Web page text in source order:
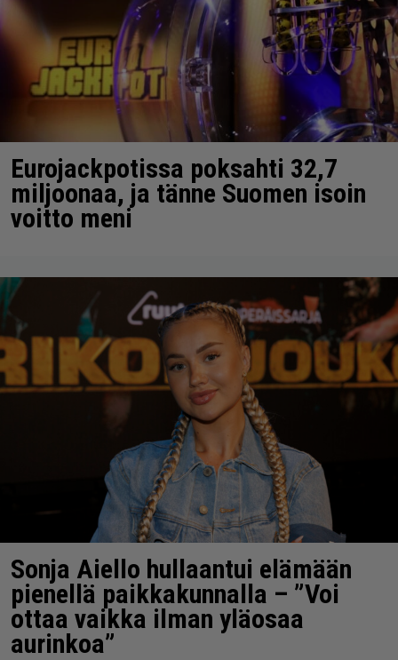
Eurojackpotissa poksahti 32,7
miljoonaa, ja tänne Suomen isoin
voitto meni
Sonja Aiello hullaantui elämään
pienellä paikkakunnalla – ”Voi
ottaa vaikka ilman yläosaa
aurinkoa”